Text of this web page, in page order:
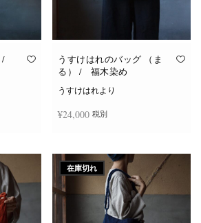
うすけはれのバッグ （ま
る） / 福木染め
うすけはれより
¥24,000 税別
在庫切れ